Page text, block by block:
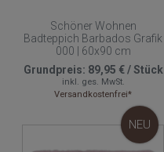
Schöner Wohnen
Badteppich Barbados Grafik
000 | 60x90 cm
Grundpreis: 89,95 €/Stück
inkl. ges. MwSt.
Versandkostenfrei*
NEU